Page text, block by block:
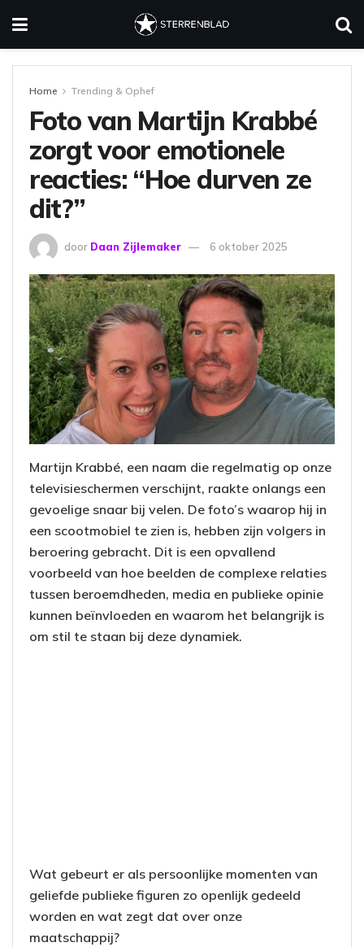
Home Trending & Ophef
Foto van Martijn Krabbé
zorgt voor emotionele
reacties: “Hoe durven ze
dit?”
door Daan Zijlemaker 6 oktober 2025
Martijn Krabbé, een naam die regelmatig op onze
televisieschermen verschijnt, raakte onlangs een
gevoelige snaar bij velen. De foto’s waarop hij in
een scootmobiel te zien is, hebben zijn volgers in
beroering gebracht. Dit is een opvallend
voorbeeld van hoe beelden de complexe relaties
tussen beroemdheden, media en publieke opinie
kunnen beïnvloeden en waarom het belangrijk is
om stil te staan bij deze dynamiek.
Wat gebeurt er als persoonlijke momenten van
geliefde publieke figuren zo openlijk gedeeld
worden en wat zegt dat over onze
maatschappij?